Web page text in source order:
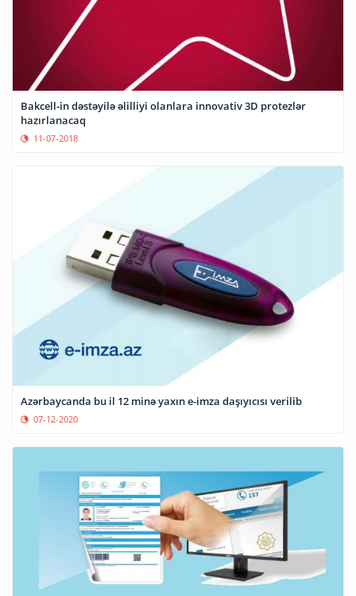
Bakcell-in dəstəyilə əlilliyi olanlara innovativ 3D protezlər
hazırlanacaq
11-07-2018
Azərbaycanda bu il 12 minə yaxın e-imza daşıyıcısı verilib
07-12-2020